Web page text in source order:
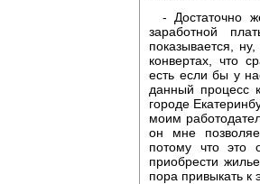
- Достаточно
заработной
показывается,
конвертах, что
есть если бы у
данный процесс
городе
моим
он мне
потому что это
приобрести
пора привыкать к